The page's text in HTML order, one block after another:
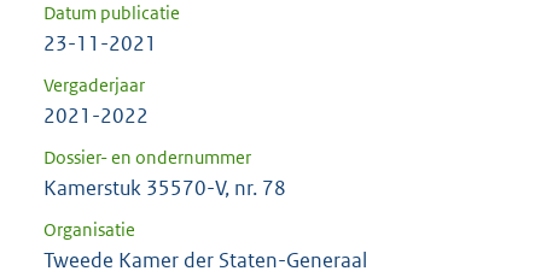
Datum publicatie
23-11-2021
Vergaderjaar
2021-2022
Dossier- en ondernummer
Kamerstuk 35570-V, nr. 78
Organisatie
Tweede Kamer der Staten-Generaal